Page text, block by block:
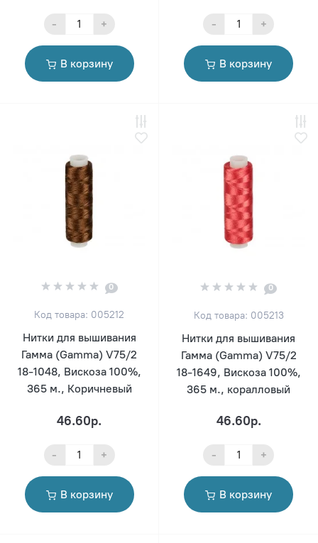
- +
В корзину
- +
В корзину
0
Код товара: 005212
Нитки для вышивания
Гамма (Gamma) V75/2
18-1048, Вискоза 100%,
365 м., Коричневый
46.60р.
- +
В корзину
0
Код товара: 005213
Нитки для вышивания
Гамма (Gamma) V75/2
18-1649, Вискоза 100%,
365 м., коралловый
46.60р.
- +
В корзину